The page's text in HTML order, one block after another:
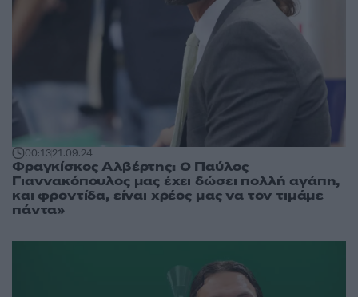
00:1321.09.24
Φραγκίσκος Αλβέρτης: Ο Παύλος
Γιαννακόπουλος μας έχει δώσει πολλή αγάπη,
και φροντίδα, είναι χρέος μας να τον τιμάμε
πάντα»